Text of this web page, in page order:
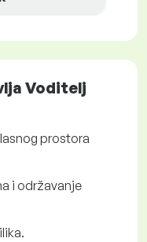
Voditelj
prostora
i održavanje